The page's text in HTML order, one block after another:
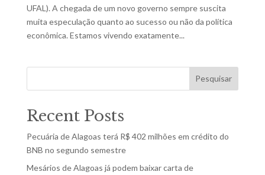
UFAL). A chegada de um novo governo sempre suscita
muita especulação quanto ao sucesso ou não da política
econômica. Estamos vivendo exatamente...
Pesquisar
Recent Posts
Pecuária de Alagoas terá R$ 402 milhões em crédito do
BNB no segundo semestre
Mesários de Alagoas já podem baixar carta de